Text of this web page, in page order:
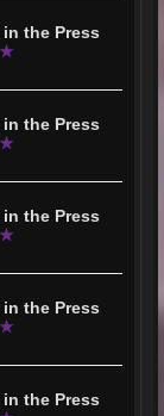
the Press
the Press
the Press
the Press
the Press